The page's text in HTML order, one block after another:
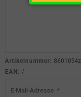
Artikelnummer: 8601054z
EAN: /
E-Mail-Adresse